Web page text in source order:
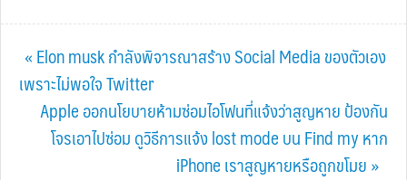
Previous
Post:
« Elon musk กำลังพิจารณาสร้าง Social Media ของตัวเอง
เพราะไม่พอใจ Twitter
Next
Post:
Apple ออกนโยบายห้ามซ่อมไอโฟนที่แจ้งว่าสูญหาย ป้องกัน
โจรเอาไปซ่อม ดูวิธีการแจ้ง lost mode บน Find my หาก
iPhone เราสูญหายหรือถูกขโมย »